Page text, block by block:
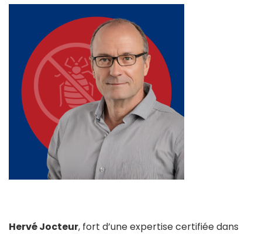
Hervé Jocteur, fort d’une expertise certifiée dans